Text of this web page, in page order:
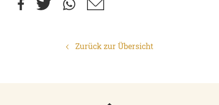
Zurück zur Übersicht